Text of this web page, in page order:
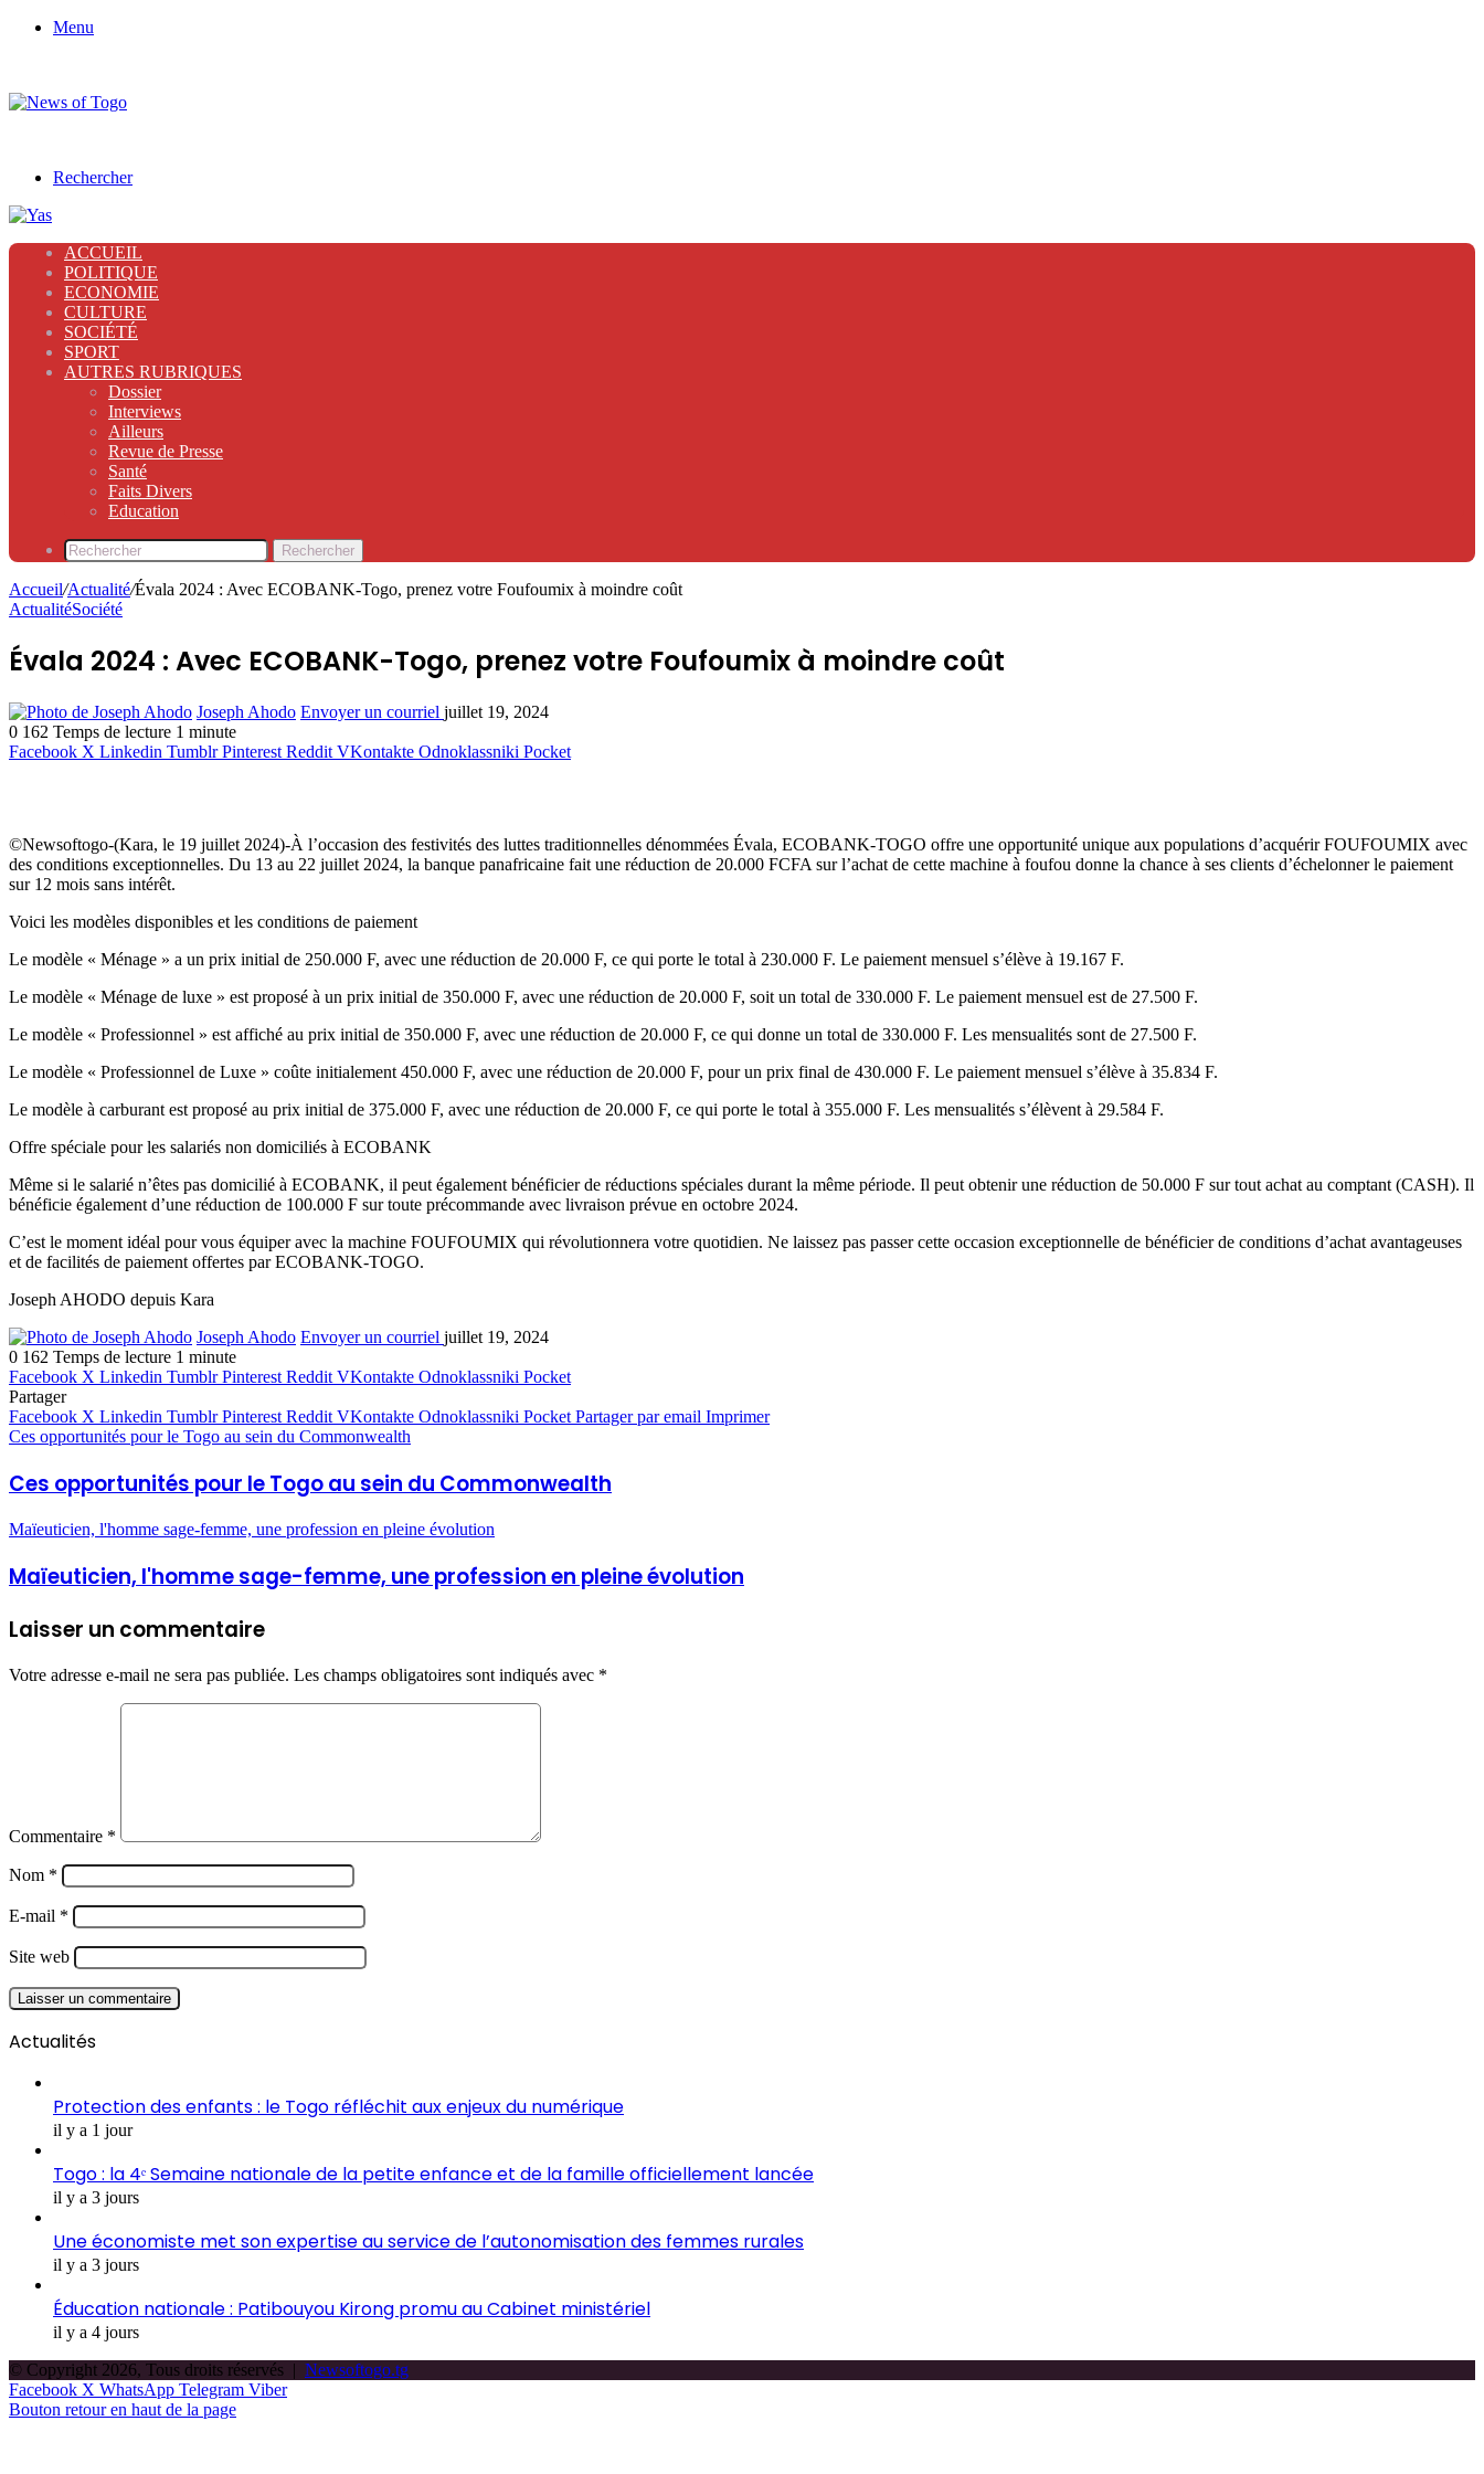
Menu
Rechercher
ACCUEIL
POLITIQUE
ECONOMIE
CULTURE
SOCIÉTÉ
SPORT
AUTRES RUBRIQUES
Dossier
Interviews
Ailleurs
Revue de Presse
Santé
Faits Divers
Education
Rechercher
Accueil/Actualité/Évala 2024 : Avec ECOBANK-Togo, prenez votre Foufoumix à moindre coût
ActualitéSociété
Évala 2024 : Avec ECOBANK-Togo, prenez votre Foufoumix à moindre coût
Joseph Ahodo Envoyer un courriel juillet 19, 2024
0 162 Temps de lecture 1 minute
Facebook X Linkedin Tumblr Pinterest Reddit VKontakte Odnoklassniki Pocket
©Newsoftogo-(Kara, le 19 juillet 2024)-À l’occasion des festivités des luttes traditionnelles dénommées Évala, ECOBANK-TOGO offre une opportunité unique aux populations d’acquérir FOUFOUMIX avec
des conditions exceptionnelles. Du 13 au 22 juillet 2024, la banque panafricaine fait une réduction de 20.000 FCFA sur l’achat de cette machine à foufou donne la chance à ses clients d’échelonner le paiement
sur 12 mois sans intérêt.
Voici les modèles disponibles et les conditions de paiement
Le modèle « Ménage » a un prix initial de 250.000 F, avec une réduction de 20.000 F, ce qui porte le total à 230.000 F. Le paiement mensuel s’élève à 19.167 F.
Le modèle « Ménage de luxe » est proposé à un prix initial de 350.000 F, avec une réduction de 20.000 F, soit un total de 330.000 F. Le paiement mensuel est de 27.500 F.
Le modèle « Professionnel » est affiché au prix initial de 350.000 F, avec une réduction de 20.000 F, ce qui donne un total de 330.000 F. Les mensualités sont de 27.500 F.
Le modèle « Professionnel de Luxe » coûte initialement 450.000 F, avec une réduction de 20.000 F, pour un prix final de 430.000 F. Le paiement mensuel s’élève à 35.834 F.
Le modèle à carburant est proposé au prix initial de 375.000 F, avec une réduction de 20.000 F, ce qui porte le total à 355.000 F. Les mensualités s’élèvent à 29.584 F.
Offre spéciale pour les salariés non domiciliés à ECOBANK
Même si le salarié n’êtes pas domicilié à ECOBANK, il peut également bénéficier de réductions spéciales durant la même période. Il peut obtenir une réduction de 50.000 F sur tout achat au comptant (CASH). Il
bénéficie également d’une réduction de 100.000 F sur toute précommande avec livraison prévue en octobre 2024.
C’est le moment idéal pour vous équiper avec la machine FOUFOUMIX qui révolutionnera votre quotidien. Ne laissez pas passer cette occasion exceptionnelle de bénéficier de conditions d’achat avantageuses
et de facilités de paiement offertes par ECOBANK-TOGO.
Joseph AHODO depuis Kara
Joseph Ahodo Envoyer un courriel juillet 19, 2024
0 162 Temps de lecture 1 minute
Facebook X Linkedin Tumblr Pinterest Reddit VKontakte Odnoklassniki Pocket
Partager
Facebook X Linkedin Tumblr Pinterest Reddit VKontakte Odnoklassniki Pocket Partager par email Imprimer
Ces opportunités pour le Togo au sein du Commonwealth
Ces opportunités pour le Togo au sein du Commonwealth
Maïeuticien, l'homme sage-femme, une profession en pleine évolution
Maïeuticien, l'homme sage-femme, une profession en pleine évolution
Laisser un commentaire
Votre adresse e-mail ne sera pas publiée. Les champs obligatoires sont indiqués avec *
Commentaire *
Nom *
E-mail *
Site web
Actualités
Protection des enfants : le Togo réfléchit aux enjeux du numérique
il y a 1 jour
Togo : la 4ᵉ Semaine nationale de la petite enfance et de la famille officiellement lancée
il y a 3 jours
Une économiste met son expertise au service de l’autonomisation des femmes rurales
il y a 3 jours
Éducation nationale : Patibouyou Kirong promu au Cabinet ministériel
il y a 4 jours
© Copyright 2026, Tous droits réservés | Newsoftogo.tg
Facebook X WhatsApp Telegram Viber
Bouton retour en haut de la page